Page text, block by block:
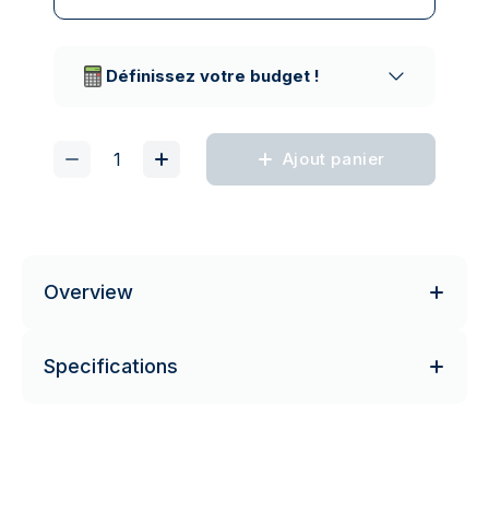
Définissez votre budget !
Ajout panier
Overview
Specifications